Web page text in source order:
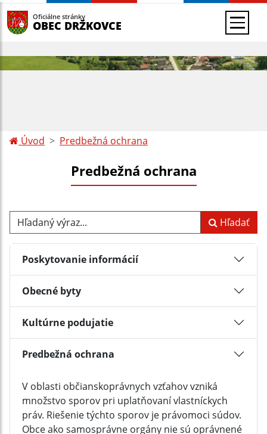
Oficiálne stránky
OBEC DRŽKOVCE
Úvod Predbežná ochrana
Predbežná ochrana
Hľadaný výraz... Hľadať
Poskytovanie informácií
Obecné byty
Kultúrne podujatie
Predbežná ochrana
V oblasti občianskoprávnych vzťahov vzniká
množstvo sporov pri uplatňovaní vlastníckych
práv. Riešenie týchto sporov je právomoci súdov.
Obce ako samosprávne orgány nie sú oprávnené